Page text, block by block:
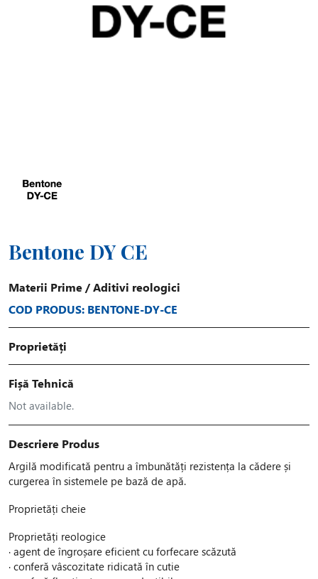
Bentone DY CE
Materii Prime /Aditivi reologici
COD PRODUS: BENTONE-DY-CE
Proprietăți
Fișă Tehnică
Not available.
Descriere Produs
Argilă modificată pentru a îmbunătăți rezistența la cădere și
curgerea în sistemele pe bază de apă.
Proprietăți cheie
Proprietăți reologice
· agent de îngroșare eficient cu forfecare scăzută
· conferă vâscozitate ridicată în cutie